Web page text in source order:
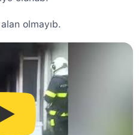
olmayıb.